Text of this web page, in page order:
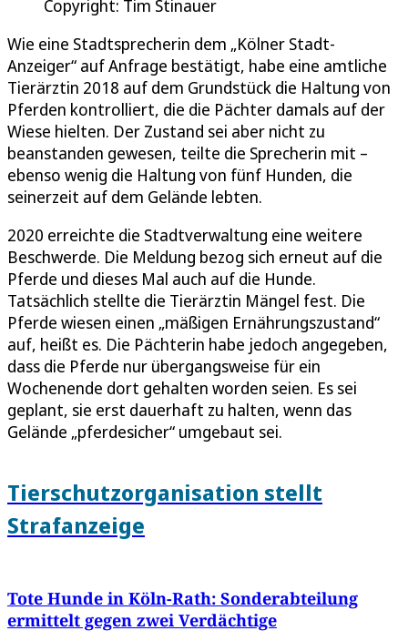
Copyright: Tim Stinauer
Wie eine Stadtsprecherin dem „Kölner Stadt-
Anzeiger“ auf Anfrage bestätigt, habe eine amtliche
Tierärztin 2018 auf dem Grundstück die Haltung von
Pferden kontrolliert, die die Pächter damals auf der
Wiese hielten. Der Zustand sei aber nicht zu
beanstanden gewesen, teilte die Sprecherin mit –
ebenso wenig die Haltung von fünf Hunden, die
seinerzeit auf dem Gelände lebten.
2020 erreichte die Stadtverwaltung eine weitere
Beschwerde. Die Meldung bezog sich erneut auf die
Pferde und dieses Mal auch auf die Hunde.
Tatsächlich stellte die Tierärztin Mängel fest. Die
Pferde wiesen einen „mäßigen Ernährungszustand“
auf, heißt es. Die Pächterin habe jedoch angegeben,
dass die Pferde nur übergangsweise für ein
Wochenende dort gehalten worden seien. Es sei
geplant, sie erst dauerhaft zu halten, wenn das
Gelände „pferdesicher“ umgebaut sei.
Tierschutzorganisation stellt
Strafanzeige
Tote Hunde in Köln-Rath: Sonderabteilung
ermittelt gegen zwei Verdächtige